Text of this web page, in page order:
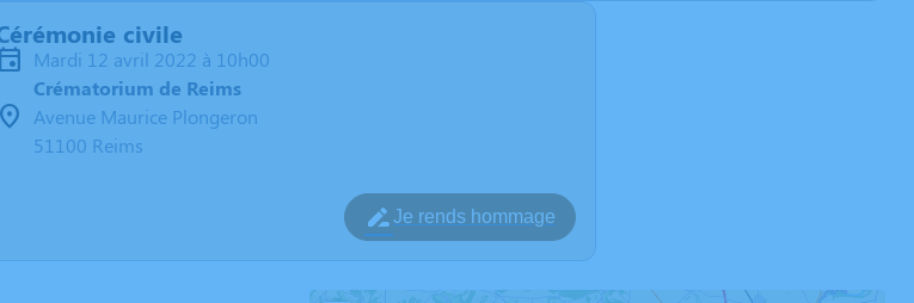
civile
mardi 12 avril 2022 à 10h00
Crématorium de Reims
Avenue Maurice Plongeron
51100 Reims
Je rends hommage